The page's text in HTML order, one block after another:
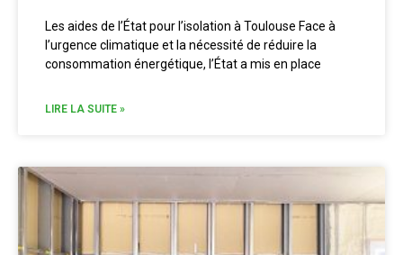
Les aides de l’État pour l’isolation à Toulouse Face à
l’urgence climatique et la nécessité de réduire la
consommation énergétique, l’État a mis en place
LIRE LA SUITE »